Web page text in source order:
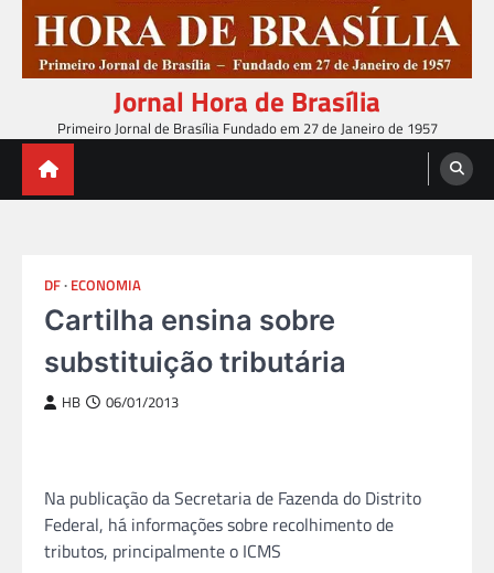
content
Jornal Hora de Brasília
Primeiro Jornal de Brasília Fundado em 27 de Janeiro de 1957
DF ECONOMIA
Cartilha ensina sobre
substituição tributária
HB 06/01/2013
Na publicação da Secretaria de Fazenda do Distrito
Federal, há informações sobre recolhimento de
tributos, principalmente o ICMS